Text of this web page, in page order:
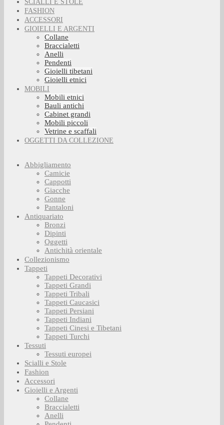
SCIALLI E STOLE
FASHION
ACCESSORI
GIOIELLI E ARGENTI
Collane
Braccialetti
Anelli
Pendenti
Gioielli tibetani
Gioielli etnici
MOBILI
Mobili etnici
Bauli antichi
Cabinet grandi
Mobili piccoli
Vetrine e scaffali
OGGETTI DA COLLEZIONE
Abbigliamento
Camicie
Cappotti
Giacche
Gonne
Pantaloni
Antiquariato
Bronzi
Dipinti
Oggetti
Antichità orientale
Collezionismo
Tappeti
Tappeti Decorativi
Tappeti Grandi
Tappeti Tribali
Tappeti Caucasici
Tappeti Persiani
Tappeti Indiani
Tappeti Cinesi e Tibetani
Tappeti Turchi
Tessuti
Tessuti europei
Scialli e Stole
Fashion
Accessori
Gioielli e Argenti
Collane
Braccialetti
Anelli